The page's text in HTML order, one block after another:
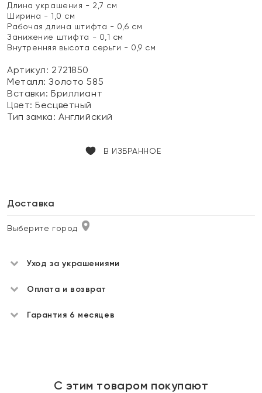
Длина украшения - 2,7 см
Ширина - 1,0 см
Рабочая длина штифта - 0,6 см
Занижение штифта - 0,1 см
Внутренняя высота серьги - 0,9 см
Артикул: 2721850
Металл:Золото 585
Вставки:Бриллиант
Цвет:Бесцветный
Тип замка:Английский
В ИЗБРАННОЕ
Доставка
Выберите город
Уход за украшениями
Оплата и возврат
Гарантия 6 месяцев
С этим товаром покупают